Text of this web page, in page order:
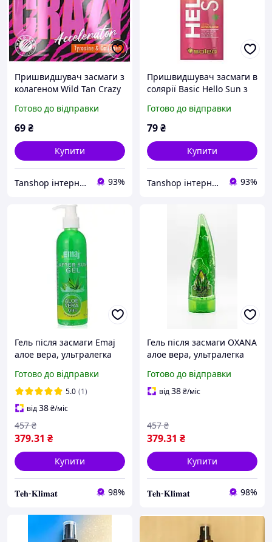
Пришвидшувач засмаги з
колагеном Wild Tan Crazy
Готово до відправки
69₴
Купити
Tanshop інтернет-магазин косметика для солярію, для автозасмаги 93%
Пришвидшувач засмаги в
солярії Basic Hello Sun з
какао
Готово до відправки
79₴
Купити
Tanshop інтернет-магазин косметика для солярію, для автозасмаги 93%
Гель після засмаги Emaj
алое вера, ультралегка
гГотово до відправки
5.0 (1)
від38₴/міс
379.31 ₴
457 ₴
Купити
𝐓𝐞𝐡-𝐊𝐥𝐢𝐦𝐚𝐭 98%
Гель після засмаги OXANA
алое вера, ультралегка
гГотово до відправки
від38₴/міс
379.31 ₴
457 ₴
Купити
𝐓𝐞𝐡-𝐊𝐥𝐢𝐦𝐚𝐭 98%